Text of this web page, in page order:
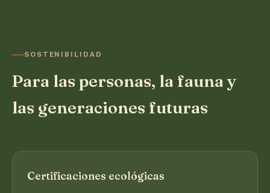
SOSTENIBILIDAD
Para las personas, la fauna y
las generaciones futuras
Certificaciones ecológicas